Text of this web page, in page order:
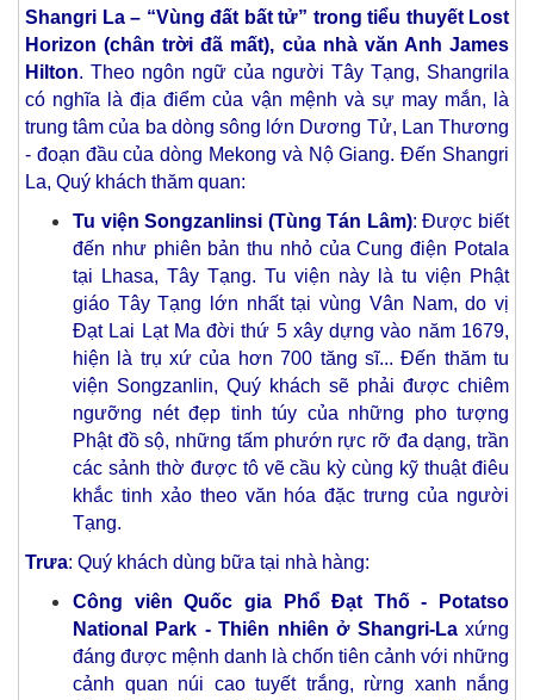
Shangri La – “Vùng đất bất tử” trong tiểu thuyết Lost
Horizon (chân trời đã mất), của nhà văn Anh James
Hilton. Theo ngôn ngữ của người Tây Tạng, Shangrila
có nghĩa là địa điểm của vận mệnh và sự may mắn, là
trung tâm của ba dòng sông lớn Dương Tử, Lan Thương
- đoạn đầu của dòng Mekong và Nộ Giang. Đến Shangri
La, Quý khách thăm quan:
Tu viện Songzanlinsi (Tùng Tán Lâm): Được biết
đến như phiên bản thu nhỏ của Cung điện Potala
tại Lhasa, Tây Tạng. Tu viện này là tu viện Phật
giáo Tây Tạng lớn nhất tại vùng Vân Nam, do vị
Đạt Lai Lạt Ma đời thứ 5 xây dựng vào năm 1679,
hiện là trụ xứ của hơn 700 tăng sĩ... Đến thăm tu
viện Songzanlin, Quý khách sẽ phải được chiêm
ngưỡng nét đẹp tinh túy của những pho tượng
Phật đồ sộ, những tấm phướn rực rỡ đa dạng, trần
các sảnh thờ được tô vẽ cầu kỳ cùng kỹ thuật điêu
khắc tinh xảo theo văn hóa đặc trưng của người
Tạng.
Trưa: Quý khách dùng bữa tại nhà hàng:
Công viên Quốc gia Phổ Đạt Thố - Potatso
National Park - Thiên nhiên ở Shangri-Laxứng
đáng được mệnh danh là chốn tiên cảnh với những
cảnh quan núi cao tuyết trắng, rừng xanh nắng